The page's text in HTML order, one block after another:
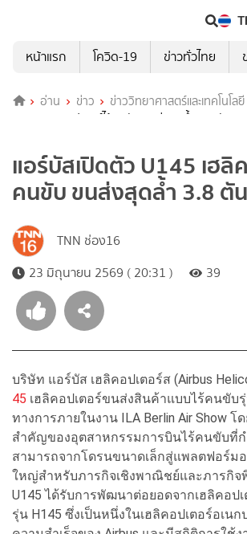
หน้าแรก
โควิด-19 ข่าวทั่วไทย
อ่าน ข่าว ข่าววิทยาศาสตร์และเทคโนโลยี
U145 เฮลิคอปเตอร์ไร้คนขับ ขนส่งสุดล้ำ 3.8 ตัน
แอร์บัสเปิดตัว U145 เฮลิ
คนขับ ขนส่งสุดล้ำ 3.8 ตัน
TNN ช่อง16
23 มิถุนายน 2569 ( 20:31 )
39
บริษัท แอร์บัส เฮลิคอปเตอร์ส (Airbus
45 เฮลิคอปเตอร์ขนส่งสินค้าแบบไร้คนขับ
ทางการภายในงาน ILA Berlin Air Show โ
สำคัญของอุตสาหกรรมการบินไร้คนขับที่
สามารถจากโดรนขนาดเล็กสู่แพลตฟอร์ม
ใหญ่สำหรับภารกิจเชิงพาณิชย์และภารกิจ
U145 ได้รับการพัฒนาต่อยอดจากเฮลิคอป
รุ่น H145 ซึ่งเป็นหนึ่งในเฮลิคอปเตอร์อเน